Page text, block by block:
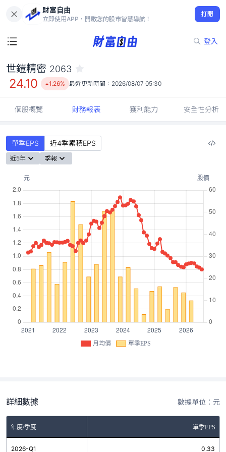
財富自由
立即使用APP，開啟您的股市智慧導航！
打開
登入
24.10
1.26%
世鎧精密 2063
24.10 1.26% 最近更新時間： 2026/08/07 05:30
個股概覽 財務報表 獲利能力 安全性分析
單季EPS 近4季累積EPS
近5年 季報
月均價 單季EPS
詳細數據 數據單位：元
年度/季度 單季EPS
2026-Q1 0.33